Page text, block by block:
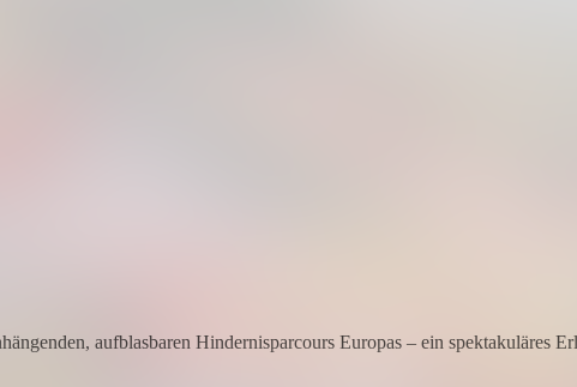
aufblasbaren Hindernisparcours Europas – ein spektakuläres